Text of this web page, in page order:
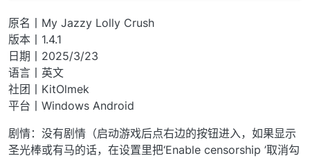
原名丨My Jazzy Lolly Crush
版本丨1.4.1
日期丨2025/3/23
语言丨英文
社团丨KitOlmek
平台丨Windows Android
剧情：没有剧情（启动游戏后点右边的按钮进入，如果显示
圣光棒或有马的话，在设置里把‘Enable censorship ’取消勾